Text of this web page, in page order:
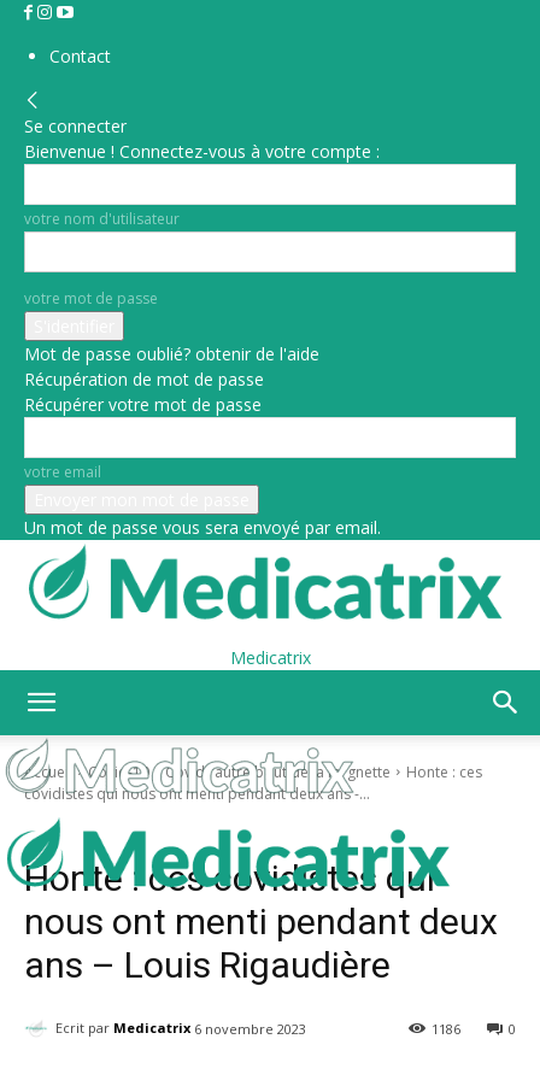
Contact
Se connecter
Bienvenue ! Connectez-vous à votre compte :
votre nom d'utilisateur
votre mot de passe
Mot de passe oublié? obtenir de l'aide
Récupération de mot de passe
Récupérer votre mot de passe
votre email
Un mot de passe vous sera envoyé par email.
Medicatrix
Accueil Covid-19 Covid l’autre bout de la lorgnette
Honte : ces
covidistes qui nous ont menti pendant deux ans -...
Covid-19 Covid l’autre bout de la lorgnette
Honte : ces covidistes qui
nous ont menti pendant deux
ans – Louis Rigaudière
Ecrit par Medicatrix 6 novembre 2023 0
1186